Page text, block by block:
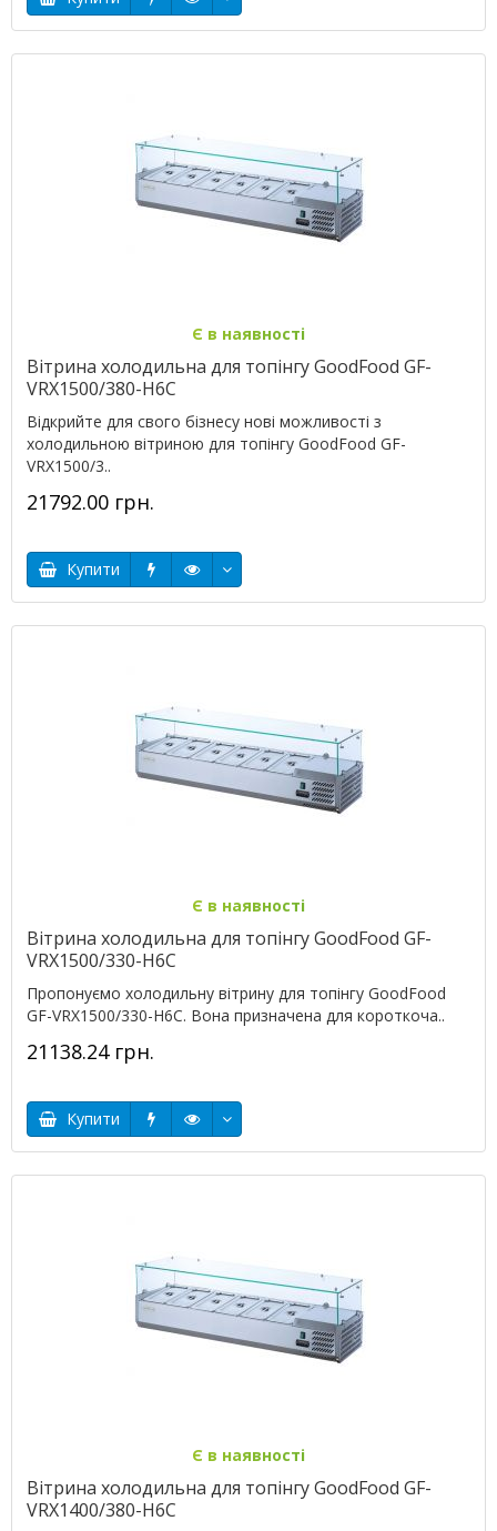
Є в наявності
Вітрина холодильна для топінгу GoodFood GF-
VRX1500/380-H6C
Відкрийте для свого бізнесу нові можливості з
холодильною вітриною для топінгу GoodFood GF-
VRX1500/3..
21792.00 грн.
Купити
Є в наявності
Вітрина холодильна для топінгу GoodFood GF-
VRX1500/330-H6C
Пропонуємо холодильну вітрину для топінгу GoodFood
GF-VRX1500/330-H6C. Вона призначена для короткоча..
21138.24 грн.
Купити
Є в наявності
Вітрина холодильна для топінгу GoodFood GF-
VRX1400/380-H6C